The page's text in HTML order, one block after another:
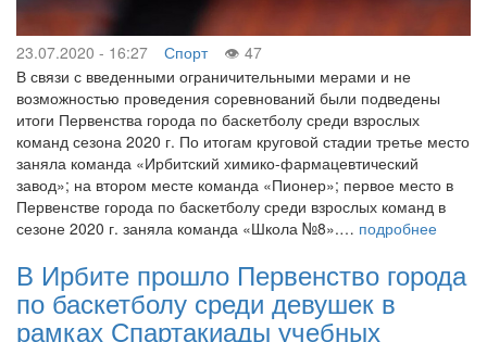
23.07.2020 - 16:27 Спорт
47
В связи с введенными ограничительными мерами и не
возможностью проведения соревнований были подведены
итоги Первенства города по баскетболу среди взрослых
команд сезона 2020 г. По итогам круговой стадии третье место
заняла команда «Ирбитский химико-фармацевтический
завод»; на втором месте команда «Пионер»; первое место в
Первенстве города по баскетболу среди взрослых команд в
сезоне 2020 г. заняла команда «Школа №8».… подробнее
В Ирбите прошло Первенство города
по баскетболу среди девушек в
рамках Спартакиады учебных